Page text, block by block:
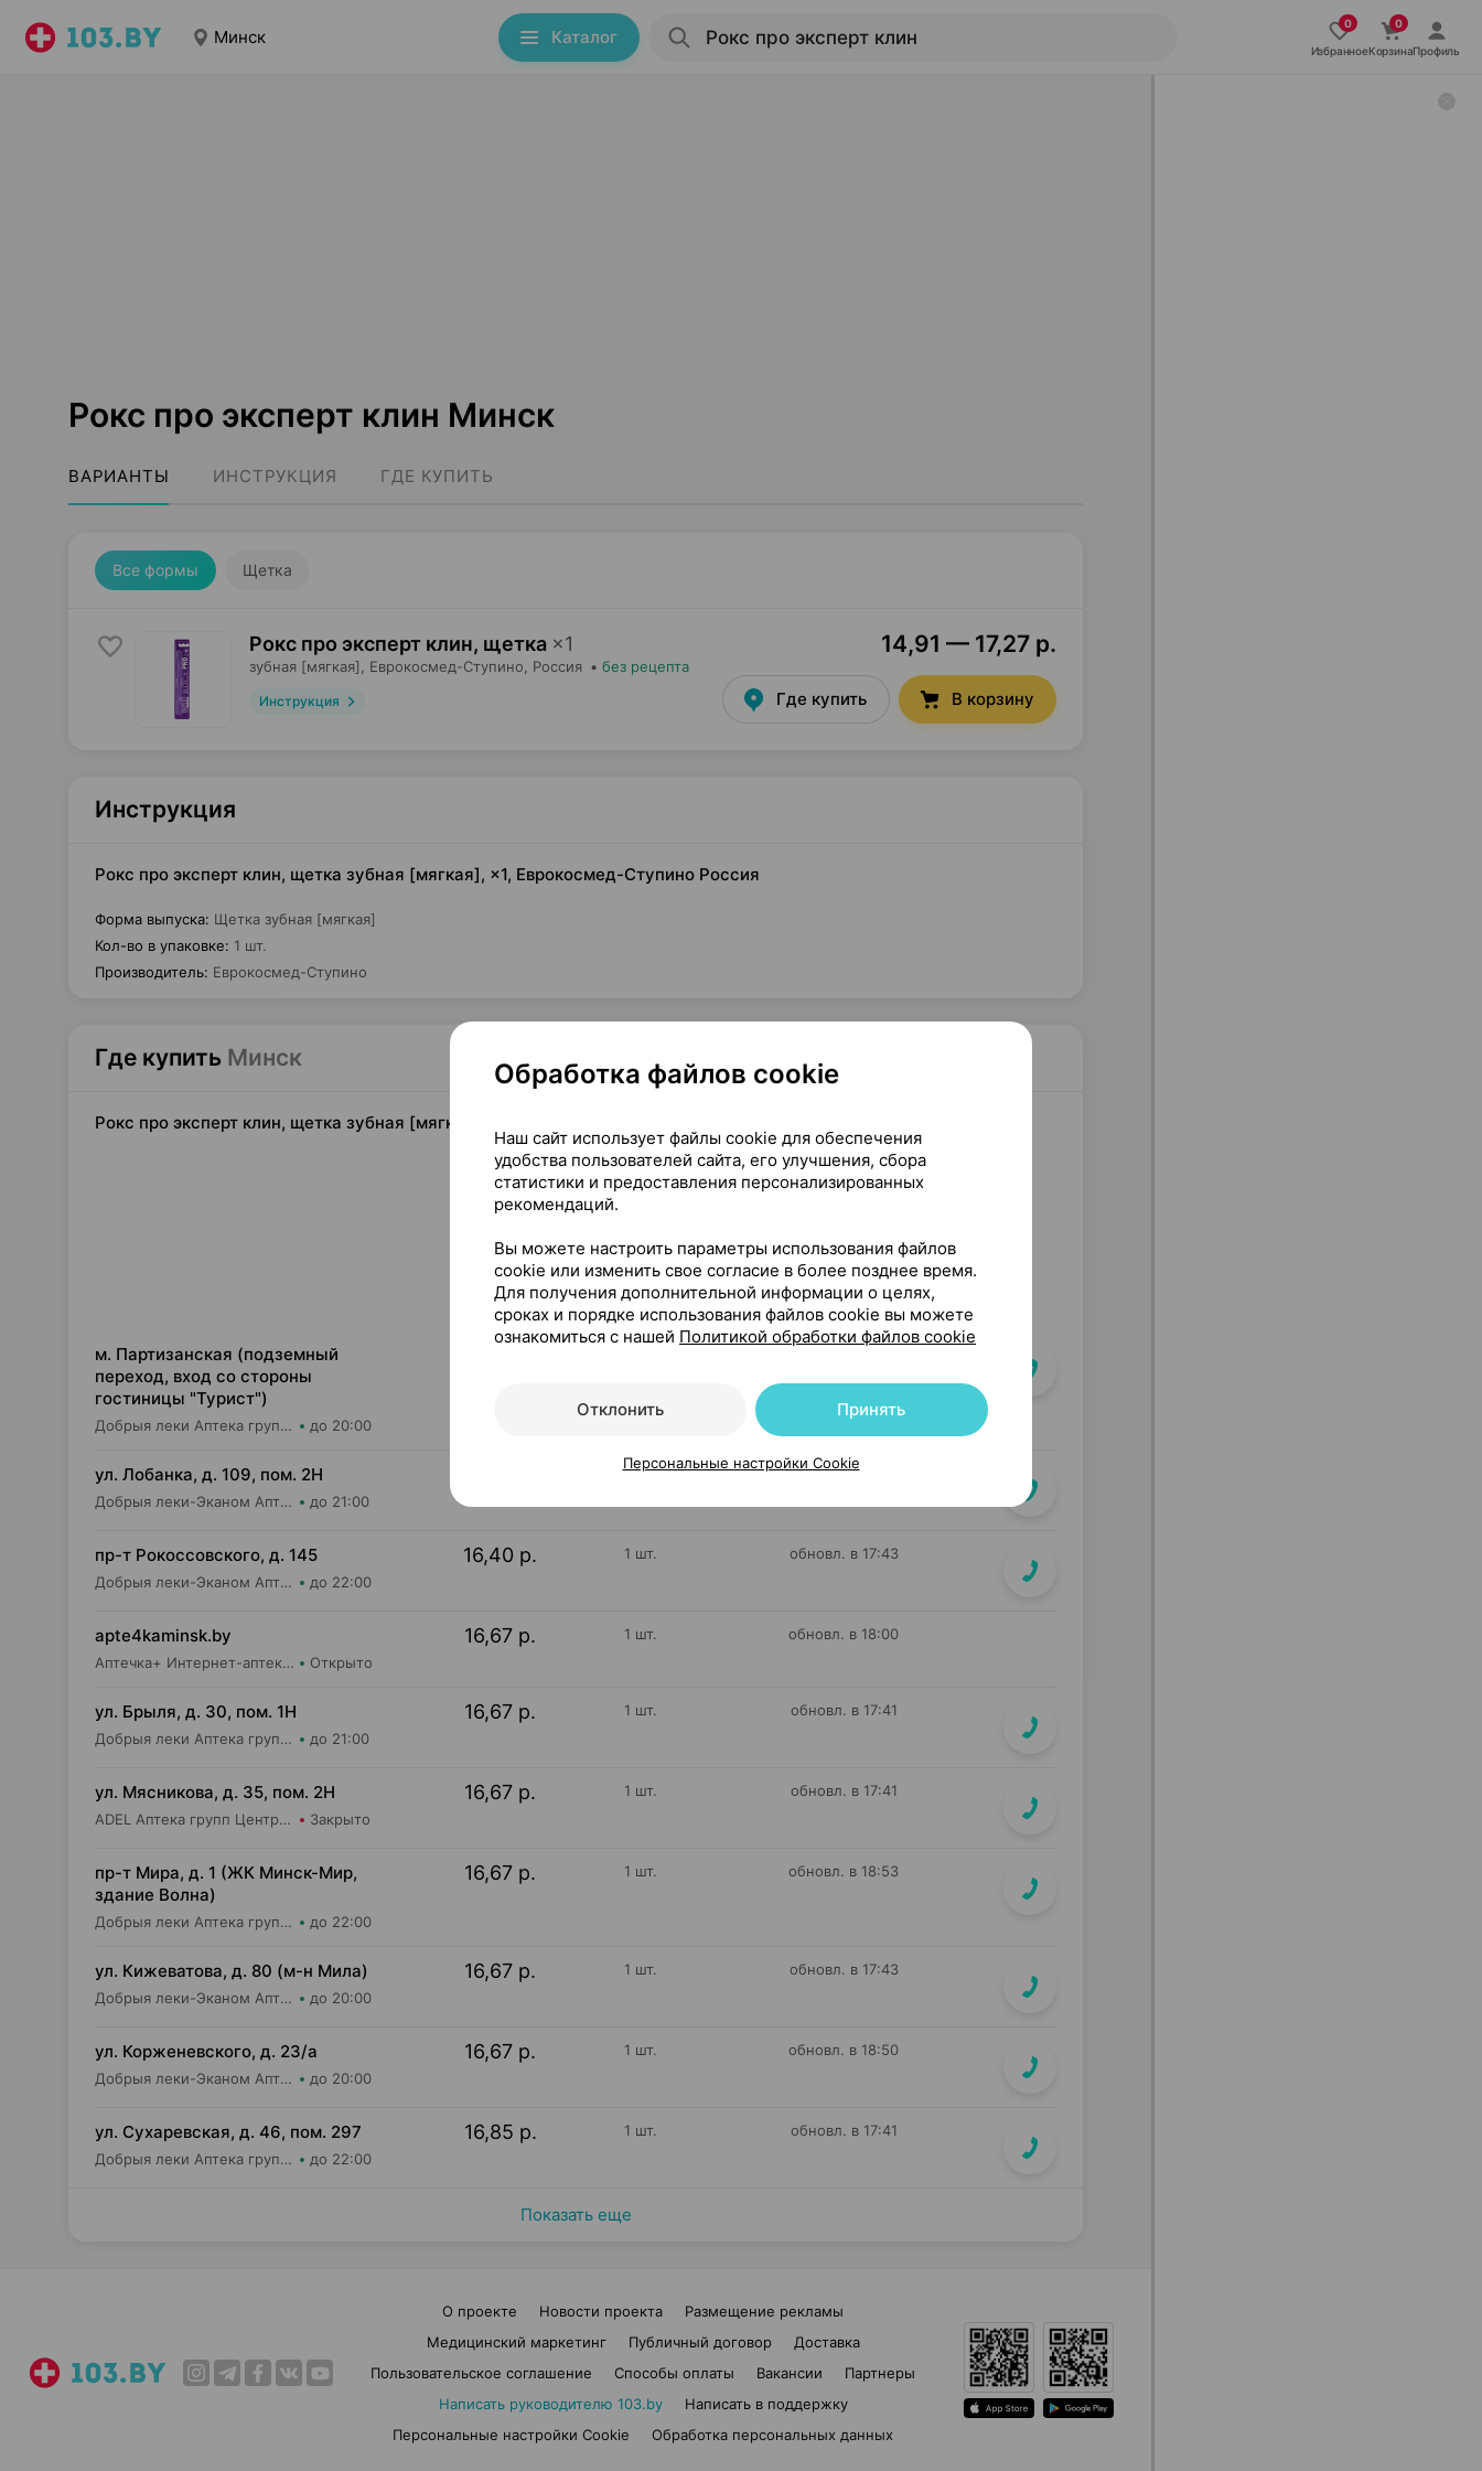
Минск Каталог
ИзбранноеКорзинаПрофиль
Рокс про эксперт клин Минск
ВАРИАНТЫ ИНСТРУКЦИЯ ГДЕ КУПИТЬ
Все формы Щетка
Рокс про эксперт клин, щетка ×1
зубная [мягкая], Еврокосмед-Ступино , Россия • без рецепта
Инструкция
14,91 — 17,27 р.
Где купить В корзину
Инструкция
Рокс про эксперт клин, щетка зубная [мягкая], ×1, Еврокосмед-Ступино Россия
Форма выпуска: Щетка зубная [мягкая]
Кол-во в упаковке: 1 шт.
Производитель: Еврокосмед-Ступино
Где купить Минск
Рокс про эксперт клин, щетка зубная [мягкая], ×1, Еврокосмед-Ступино Россия
На карте
м. Партизанская (подземный
переход, вход со стороны
гостиницы "Турист")
Добрыя леки Аптека групп Центр ООО Аптека №5 до 20:00
ул. Лобанка, д. 109, пом. 2Н
Добрыя леки-Эканом Аптека групп Центр ООО Аптека №14 до 21:00
1 шт. обновл. в 17:40
пр-т Рокоссовского, д. 145
Добрыя леки-Эканом Аптека групп Центр ООО Аптека №90 до 22:00
16,40 р. 1 шт. обновл. в 17:43
apte4kaminsk.by
Аптечка+ Интернет-аптека apte4kaminsk.by Открыто
16,67 р. 1 шт. обновл. в 18:00
ул. Брыля, д. 30, пом. 1Н
Добрыя леки Аптека групп Центр ООО Аптека №25 до 21:00
16,67 р. 1 шт. обновл. в 17:41
ул. Мясникова, д. 35, пом. 2Н
ADEL Аптека групп Центр ООО Аптека №18 Закрыто
16,67 р. 1 шт. обновл. в 17:41
пр-т Мира, д. 1 (ЖК Минск-Мир,
здание Волна)
Добрыя леки Аптека групп Центр ООО Аптека №95 до 22:00
16,67 р. 1 шт. обновл. в 18:53
ул. Кижеватова, д. 80 (м-н Мила)
Добрыя леки-Эканом Аптека групп Центр ООО Аптека №87 до 20:00
16,67 р. 1 шт. обновл. в 17:43
ул. Корженевского, д. 23/а
Добрыя леки-Эканом Аптека групп Центр ООО Аптека №6 до 20:00
16,67 р. 1 шт. обновл. в 18:50
ул. Сухаревская, д. 46, пом. 297
Добрыя леки Аптека групп Центр ООО Аптека №35 до 22:00
16,85 р. 1 шт. обновл. в 17:41
Показать еще
О проекте Новости проекта
Размещение рекламы
Медицинский маркетинг
Публичный договор
Доставка
Пользовательское соглашение
Способы оплаты Вакансии
Партнеры
Написать руководителю 103.by
Написать в поддержку
Персональные настройки Cookie
Обработка персональных данных
Обработка файлов cookie
Наш сайт использует файлы cookie для обеспечения
удобства пользователей сайта, его улучшения, сбора
статистики и предоставления персонализированных
рекомендаций.
Вы можете настроить параметры использования файлов
cookie или изменить свое согласие в более позднее время.
Для получения дополнительной информации о целях,
сроках и порядке использования файлов cookie вы можете
ознакомиться с нашей Политикой обработки файлов cookie
Отклонить Принять
Персональные настройки Cookie